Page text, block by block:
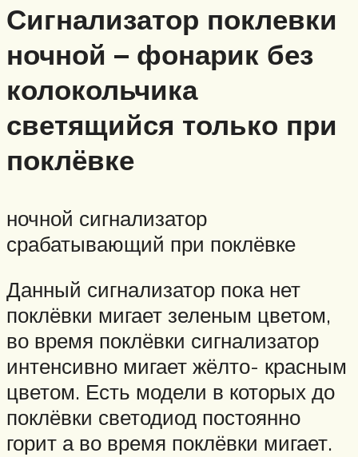
Сигнализатор поклевки
ночной – фонарик без
колокольчика
светящийся только при
поклёвке
ночной сигнализатор
срабатывающий при поклёвке
Данный сигнализатор пока нет
поклёвки мигает зеленым цветом,
во время поклёвки сигнализатор
интенсивно мигает жёлто- красным
цветом. Есть модели в которых до
поклёвки светодиод постоянно
горит а во время поклёвки мигает.